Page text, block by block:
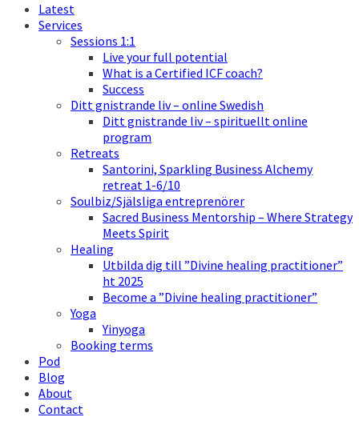
Latest
Services
Sessions 1:1
Live your full potential
What is a Certified ICF coach?
Success
Ditt gnistrande liv – online Swedish
Ditt gnistrande liv – spirituellt online
program
Retreats
Santorini, Sparkling Business Alchemy
retreat 1-6/10
Soulbiz/Själsliga entreprenörer
Sacred Business Mentorship – Where Strategy
Meets Spirit
Healing
Utbilda dig till ”Divine healing practitioner”
ht 2025
Become a ”Divine healing practitioner”
Yoga
Yinyoga
Booking terms
Pod
Blog
About
Contact